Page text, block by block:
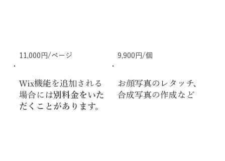
11,000円/ページ 9,900円/個
Wix機能を追加される
場合には別料金をいた
だくことがあります。
お顔写真のレタッチ、
合成写真の作成など